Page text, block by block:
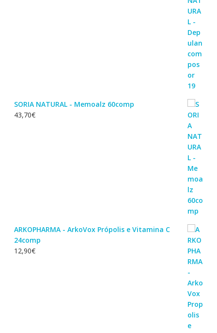
SORIA NATURAL - Memoalz 60comp
43,70€
ARKOPHARMA - ArkoVox Própolis e Vitamina C
24comp
12,90€